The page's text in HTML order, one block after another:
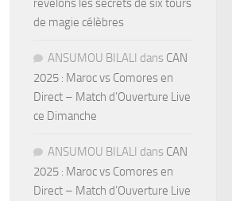
révélons les secrets de six tours
de magie célèbres
ANSUMOU BILALI dans CAN
2025 : Maroc vs Comores en
Direct – Match d’Ouverture Live
ce Dimanche
ANSUMOU BILALI dans CAN
2025 : Maroc vs Comores en
Direct – Match d’Ouverture Live